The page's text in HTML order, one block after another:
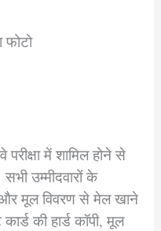
फोटो
में शामिल होने से
उम्मीदवारों के
और मूल विवरण से मेल खाने
की हार्ड कॉपी, मूल